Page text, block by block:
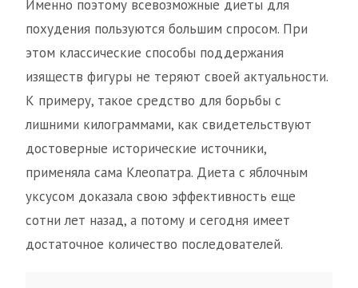
Именно поэтому всевозможные диеты для
похудения пользуются большим спросом. При
этом классические способы поддержания
изяществ фигуры не теряют своей актуальности.
К примеру, такое средство для борьбы с
лишними килограммами, как свидетельствуют
достоверные исторические источники,
применяла сама Клеопатра. Диета с яблочным
уксусом доказала свою эффективность еще
сотни лет назад, а потому и сегодня имеет
достаточное количество последователей.